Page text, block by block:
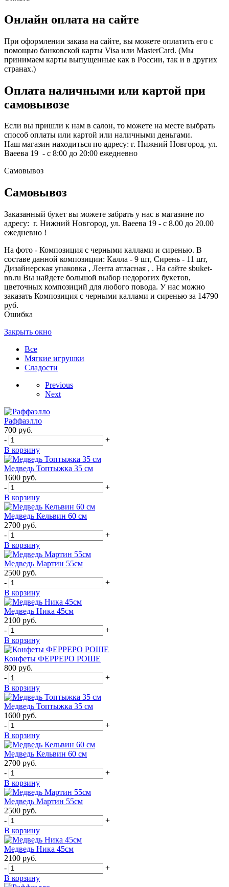
Онлайн оплата на сайте
При оформлении заказа на сайте, вы можете оплатить его с
помощью банковской карты Visa или MasterCard. (Мы
принимаем карты выпущенные как в России, так и в других
странах.)
Оплата наличными или картой при
самовывозе
Если вы пришли к нам в салон, то можете на месте выбрать
способ оплаты или картой или наличными деньгами.
Наш магазин находиться по адресу: г. Нижний Новгород, ул.
Ваеева 19 - с 8:00 до 20:00 ежедневно
Самовывоз
Самовывоз
Заказанный букет вы можете забрать у нас в магазине по
адресу: г. Нижний Новгород, ул. Ваеева 19 - с 8.00 до 20.00
ежедневно !
На фото - Композиция с черными каллами и сиренью. В
составе данной композиции: Калла - 9 шт, Сирень - 11 шт,
Дизайнерская упаковка , Лента атласная , . На сайте sbuket-
nn.ru Вы найдете большой выбор недорогих букетов,
цветочных композиций для любого повода. У нас можно
заказать Композиция с черными каллами и сиренью за 14790
руб.
Ошибка
Закрыть окно
Все
Мягкие игрушки
Сладости
Previous
Next
Раффаэлло
700 руб.
-
+
В корзину
Медведь Топтыжка 35 см
1600 руб.
-
+
В корзину
Медведь Кельвин 60 см
2700 руб.
-
+
В корзину
Медведь Мартин 55см
2500 руб.
-
+
В корзину
Медведь Ника 45см
2100 руб.
-
+
В корзину
Конфеты ФЕРРЕРО РОШЕ
800 руб.
-
+
В корзину
Медведь Топтыжка 35 см
1600 руб.
-
+
В корзину
Медведь Кельвин 60 см
2700 руб.
-
+
В корзину
Медведь Мартин 55см
2500 руб.
-
+
В корзину
Медведь Ника 45см
2100 руб.
-
+
В корзину